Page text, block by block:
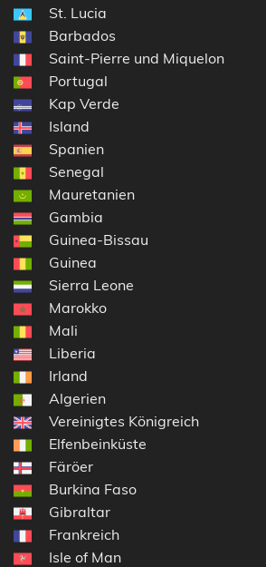
St. Lucia
Barbados
Saint-Pierre und Miquelon
Portugal
Kap Verde
Island
Spanien
Senegal
Mauretanien
Gambia
Guinea-Bissau
Guinea
Sierra Leone
Marokko
Mali
Liberia
Irland
Algerien
Vereinigtes Königreich
Elfenbeinküste
Färöer
Burkina Faso
Gibraltar
Frankreich
Isle of Man